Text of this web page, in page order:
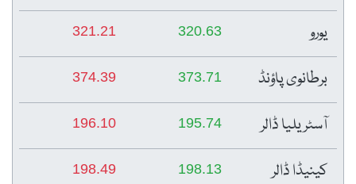
یورو 320.63
321.21
برطانوی پاؤنڈ 373.71
374.39
آسٹریلیا ڈالر 195.74
196.10
کینیڈا ڈالر 198.13
198.49